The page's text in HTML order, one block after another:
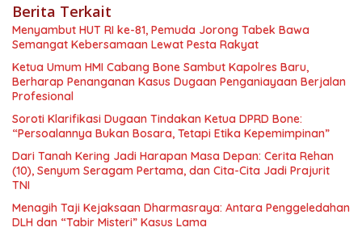
Berita Terkait
Menyambut HUT RI ke-81, Pemuda Jorong Tabek Bawa
Semangat Kebersamaan Lewat Pesta Rakyat
Ketua Umum HMI Cabang Bone Sambut Kapolres Baru,
Berharap Penanganan Kasus Dugaan Penganiayaan Berjalan
Profesional
Soroti Klarifikasi Dugaan Tindakan Ketua DPRD Bone:
“Persoalannya Bukan Bosara, Tetapi Etika Kepemimpinan”
Dari Tanah Kering Jadi Harapan Masa Depan: Cerita Rehan
(10), Senyum Seragam Pertama, dan Cita-Cita Jadi Prajurit
TNI
Menagih Taji Kejaksaan Dharmasraya: Antara Penggeledahan
DLH dan “Tabir Misteri” Kasus Lama